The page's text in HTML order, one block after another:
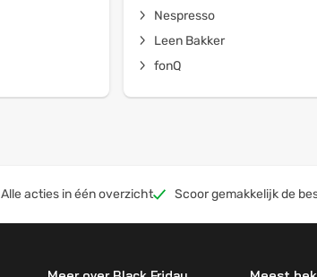
Nespresso
Leen Bakker
fonQ
Alle acties in één overzicht Scoor gemakkelijk de